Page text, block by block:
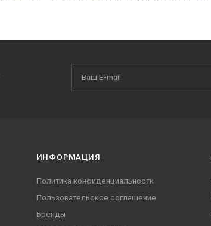
ИНФОРМАЦИЯ
Политика конфиденциальности
Пользовательское соглашение
Бренды